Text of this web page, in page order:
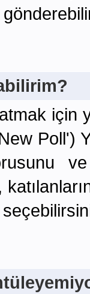
için
Poll')